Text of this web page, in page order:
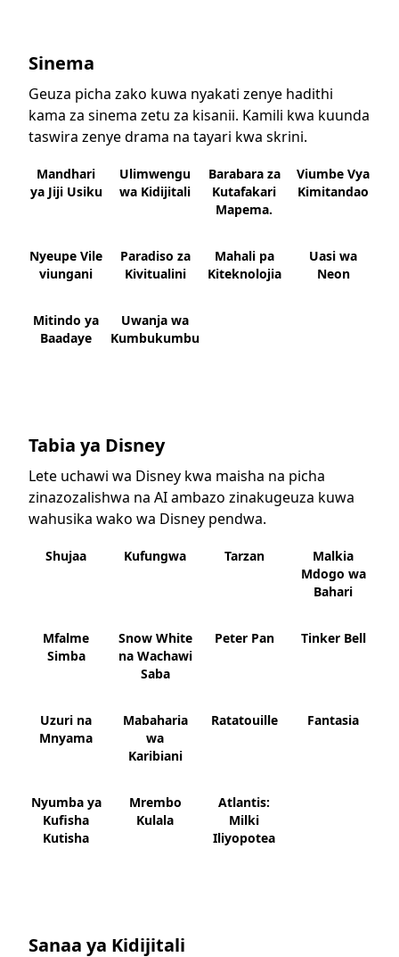
Sinema
Geuza picha zako kuwa nyakati zenye hadithi
kama za sinema zetu za kisanii. Kamili kwa kuunda
taswira zenye drama na tayari kwa skrini.
Mandhari
ya Jiji Usiku
Ulimwengu
wa Kidijitali
Barabara za
Kutafakari
Mapema.
Viumbe Vya
Kimitandao
Nyeupe Vile
viungani
Paradiso za
Kivitualini
Mahali pa
Kiteknolojia
Uasi wa
Neon
Mitindo ya
Baadaye
Uwanja wa
Kumbukumbu
Tabia ya Disney
Lete uchawi wa Disney kwa maisha na picha
zinazozalishwa na AI ambazo zinakugeuza kuwa
wahusika wako wa Disney pendwa.
Shujaa Kufungwa Tarzan
Malkia
Mdogo wa
Bahari
Mfalme
Simba
Snow White
na Wachawi
Saba
Peter Pan Tinker Bell
Uzuri na
Mnyama
Mabaharia
wa
Karibiani
Ratatouille Fantasia
Nyumba ya
Kufisha
Kutisha
Mrembo
Kulala
Atlantis:
Milki
Iliyopotea
Sanaa ya Kidijitali